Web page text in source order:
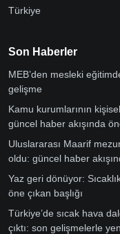
Türkiye
Son Haberler
MEB’den mesleki
gelişme
Kamu kurumlarının
güncel haber akışında
Uluslararası Maarif
oldu: güncel haber
Yaz geri dönüyor:
öne çıkan başlığı
Türkiye’de sıcak hava
çıktı: son gelişmelerle